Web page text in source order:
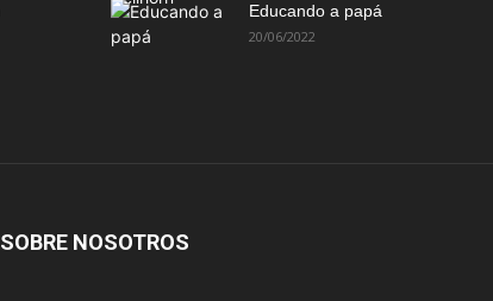
Educando a papá
20/06/2022
SOBRE NOSOTROS